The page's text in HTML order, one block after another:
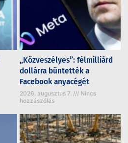
„Közveszélyes”: félmilliárd
dollárra büntették a
Facebook anyacégét
2026. augusztus 7.
Nincs
hozzászólás